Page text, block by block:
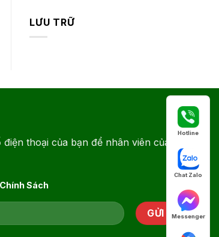
LƯU TRỮ
thoại của bạn để nhân viên của
Sách
Hotline
Chat Zalo
Messenger